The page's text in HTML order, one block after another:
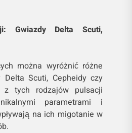
Gwiazdy Delta Scuti,
można wyróżnić różne
Scuti, Cepheidy czy
z tych rodzajów pulsacji
parametrami i
na ich migotanie w